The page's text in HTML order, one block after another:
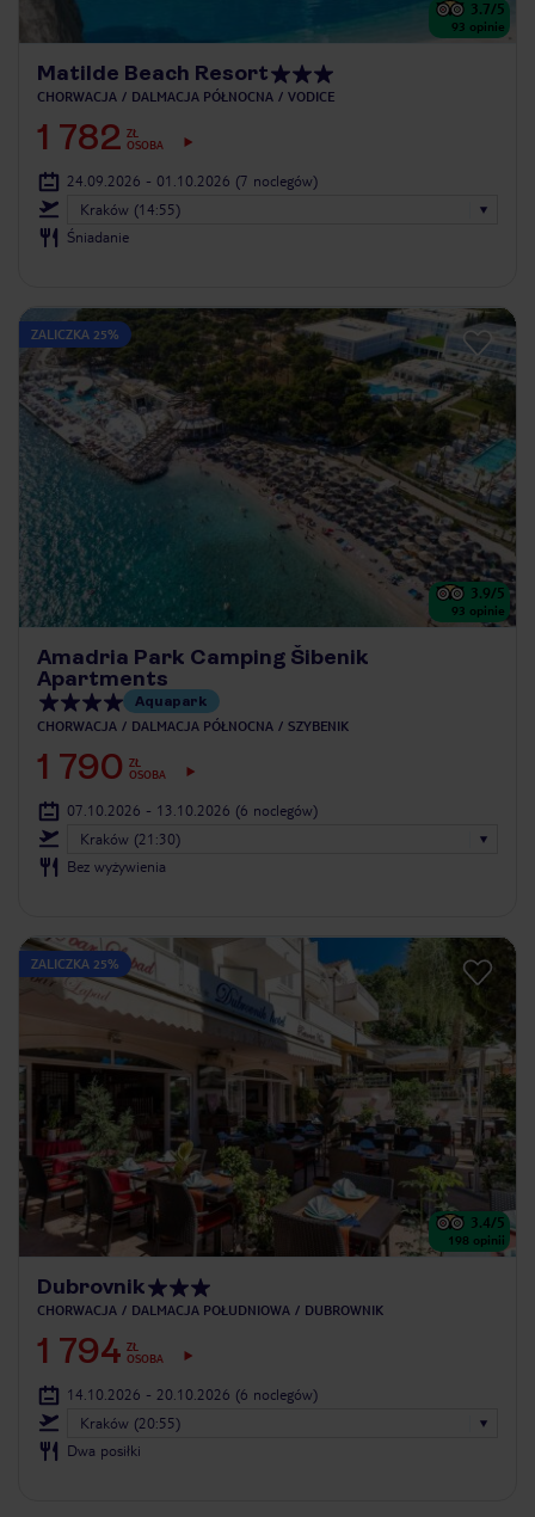
3.7/5
93 opinie
Matilde Beach Resort
CHORWACJA DALMACJA PÓŁNOCNA VODICE
1 782 ZŁ
OSOBA
24.09.2026 - 01.10.2026 (7 noclegów)
Kraków (14:55)
Śniadanie
ZALICZKA 25%
3.9/5
93 opinie
Amadria Park Camping Šibenik
Apartments
Aquapark
CHORWACJA DALMACJA PÓŁNOCNA SZYBENIK
1 790 ZŁ
OSOBA
07.10.2026 - 13.10.2026 (6 noclegów)
Kraków (21:30)
Bez wyżywienia
ZALICZKA 25%
3.4/5
198 opinii
Dubrovnik
CHORWACJA DALMACJA POŁUDNIOWA DUBROWNIK
1 794 ZŁ
OSOBA
14.10.2026 - 20.10.2026 (6 noclegów)
Kraków (20:55)
Dwa posiłki